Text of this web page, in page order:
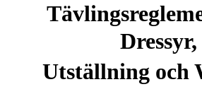
T
Dressyr,
Utställning och